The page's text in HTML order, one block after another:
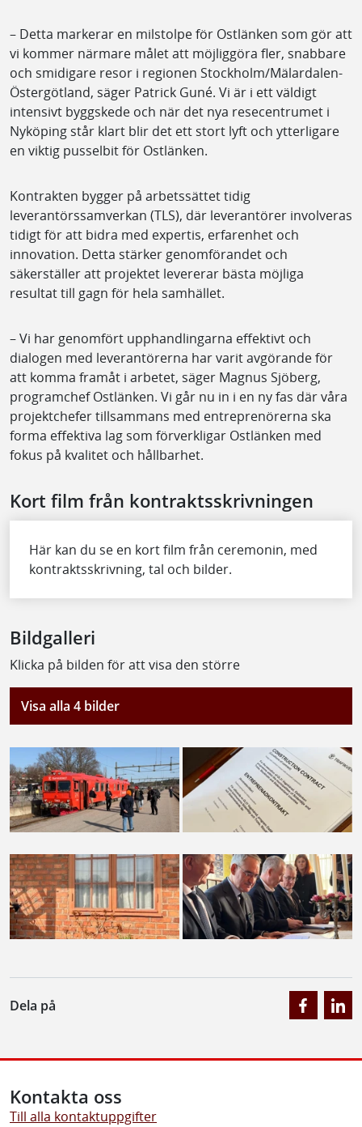
– Detta markerar en milstolpe för Ostlänken som gör att
vi kommer närmare målet att möjliggöra fler, snabbare
och smidigare resor i regionen Stockholm/Mälardalen-
Östergötland, säger Patrick Guné. Vi är i ett väldigt
intensivt byggskede och när det nya resecentrumet i
Nyköping står klart blir det ett stort lyft och ytterligare
en viktig pusselbit för Ostlänken.
Kontrakten bygger på arbetssättet tidig
leverantörssamverkan (TLS), där leverantörer involveras
tidigt för att bidra med expertis, erfarenhet och
innovation. Detta stärker genomförandet och
säkerställer att projektet levererar bästa möjliga
resultat till gagn för hela samhället.
– Vi har genomfört upphandlingarna effektivt och
dialogen med leverantörerna har varit avgörande för
att komma framåt i arbetet, säger Magnus Sjöberg,
programchef Ostlänken. Vi går nu in i en ny fas där våra
projektchefer tillsammans med entreprenörerna ska
forma effektiva lag som förverkligar Ostlänken med
fokus på kvalitet och hållbarhet.
Kort film från kontraktsskrivningen
Här kan du se en kort film från ceremonin, med
kontraktsskrivning, tal och bilder.
Bildgalleri
Klicka på bilden för att visa den större
Visa alla 4 bilder
Dela på
Kontakta oss
Till alla kontaktuppgifter